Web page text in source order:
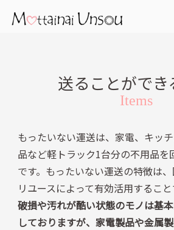
送ることができ
Items
もったいない運送は、家電、キッ
品など軽トラック1台分の不用品を
です。もったいない運送の特徴は
リユースによって有効活用すること
破損や汚れが酷い状態のモノは基
しておりますが、家電製品や金属